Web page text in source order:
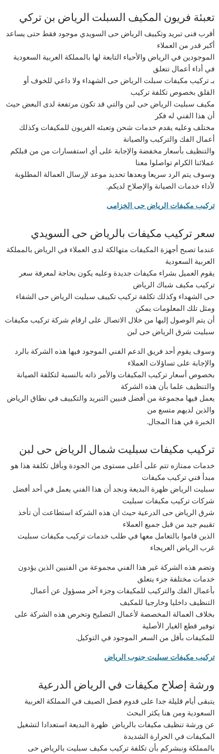
تعبئة فريون المكيف السبلت الرياض بن تركي
أقرب فنى تبريد وتكييف الرياض حى السويدي موجود فقط حتى يساعد
أكبر قدر من العملاء
الموجودين في الرياض والأحياء التابعة لها بالمملكة العربية السعودية
في أداء أعمال تتعلق
بـ تركيب مكيفات سبلت الرياض حى الشهداء ولا داعي للخوف أو
القلق بخصوص تكلفة تركيب
مكيف سبليت الرياض حى لبن والتي قد تكون مرتفعة لدى البعض حيث
أن هذا الفني له فكر
مختلف وعليه يقدم خدمات شحن وتعبئه الفريون للمكيفات وكذلك
أعمال الفك والتركيب والصيانة
والتنظيف بأسعار مخفضة والإجابة على أي استفسارات من من قبلكم
عملائنا الكرام تواصلوا معنا
وسوف يتم الرد سريعا وبعدها تحديد موعد لإرسال العمالة المطلوبة
لأداء خدمات الصيانة والإصلاح لديكم.
تركيب مكيفات الرياض حى الخزامى
سعر تركيب مكيفات بالرياض حى السويدي
عندما تصبح أجهزة المكيفات متهالكة لدى العملاء في الرياض بالمملكة
العربية السعودية
يقوم العميل بشراء مكيفات جديدة وعليه يكون بحاجة لمعرفة سعر
تركيب مكيف شباك الرياض
حى الشهداء وكذلك تكلفة تركيب تكييف سبليت الرياض حى الشفاء
ومثل تلك المعلومات يمكن
أن يتم الوصول إليها من خلال الاتصال على ارقام شركة تركيب مكيفات
سبليت شرق الرياض حى لبن
وسوف يقوم أحد فريق الدعم الفني الموجود فيها هذه الشركة بالرد
والإجابة على تساؤلات العملاء
بخصوص أسعار تركيب المكيفات والأمر ذاته بالنسبة لتكلفة الصيانة
والتنظيف علما بأن هذه الشركة
يعمل فيها مجموعة من أفضل فنيين التبريد والتكييف في نطاق الرياض
والذين لديهم متسع من
الخبرة في هذا المجال.
تركيب مكيفات سبليت شمال الرياض حى لبن
خدمات ممتازه تتم على أعلى مستوى من الجودة وبأقل تكلفة هذا هو
مبدأ فني تركيب مكيفات
سبليت الرياض ظهرة البديعة ونجد أن هذا الفني يعمل في أحد أفضل
شركات تركيب مكيفات سبليت
شرق الرياض حى الدرعية حيث ان هذه الشركة استطاعت أن تأخذ
تقييم جيد من قبل جميع العملاء
الذين قاموا بالتعامل معها في طلب خدمات تركيب مكيفات سبليت
غرب الرياض العريجاء
وتضم هذه الشركة غير هذا الفني مجموعة من الفنيين الذين يؤدون
خدمات مختلفة جزء يتعلق
بأعمال الفك والتركيب للمكيفات وجزء آخر مسؤول عن أعمال
التنظيف داخليا وخارجيا للمكيف
بخلاف العمالة المخصصة لأعمال التصليح وتحرص هذه الشركة على
توفير قطع الغيار الأصلية
للمكيفات بأقل من السعر الموجود في التوكيل.
تركيب مكيفات سبليت جنوب الرياض
ورشة إصلاح مكيفات في الرياض الدرعية
يتبقى أيام قليلة جدا على قدوم فصل الصيف في المملكة العربية
السعودية ومن هنا يكثر البحث
عن ورشة تنظيف مكيفات بالرياض ظهرة البديعة استعدادا لتشغيل
المكيفات في الحرارة الشديدة
بالمملكة ونبشركم بأن تكلفة تركيب مكيف سبليت بالرياض حى